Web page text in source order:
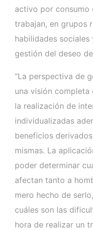
activo por consumo
trabajan, en grupos
habilidades sociales
gestión del deseo
“La perspectiva de
una visión
la realización de
individualizadas
beneficios
mismas. La
poder determinar
afectan tanto a
mero hecho de
cuáles son las
hora de realizar un